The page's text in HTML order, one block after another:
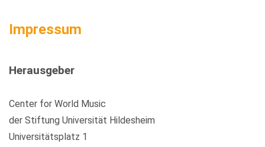
Impressum
Herausgeber
Center for World Music
der Stiftung Universität Hildesheim
Universitätsplatz 1